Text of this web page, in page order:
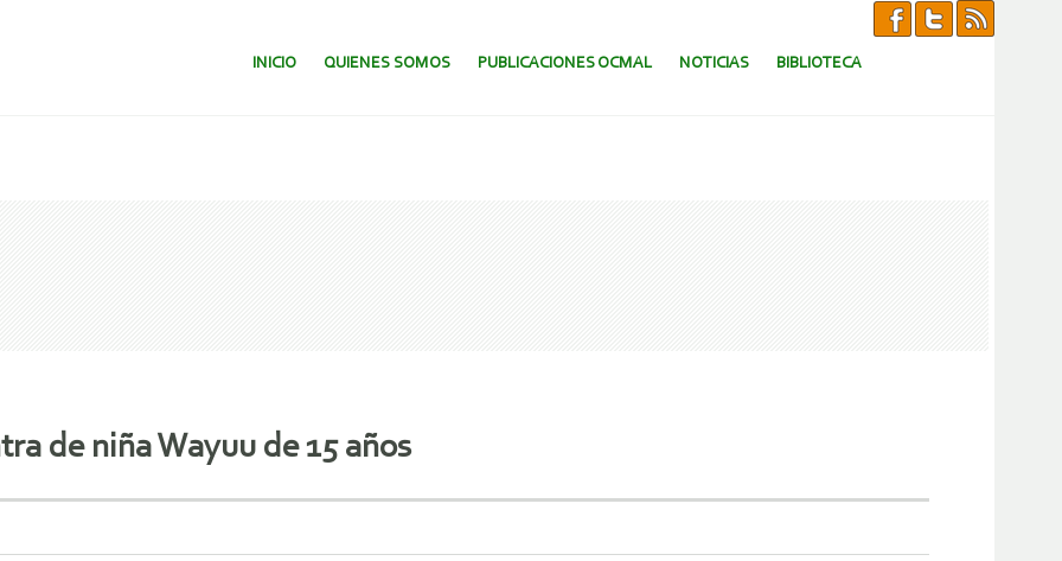
SALTAR AL CONTENIDO.
INICIO QUIENES SOMOS PUBLICACIONES OCMAL NOTICIAS BIBLIOTECA
de niña Wayuu de 15 años